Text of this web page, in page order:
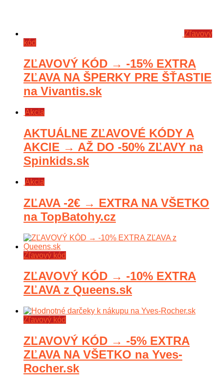
Zľavový
kód
ZĽAVOVÝ KÓD → -15% EXTRA
ZĽAVA NA ŠPERKY PRE ŠŤASTIE
na Vivantis.sk
Akcia
AKTUÁLNE ZĽAVOVÉ KÓDY A
AKCIE → AŽ DO -50% ZĽAVY na
Spinkids.sk
Akcia
ZĽAVA -2€ → EXTRA NA VŠETKO
na TopBatohy.cz
Zľavový kód
ZĽAVOVÝ KÓD → -10% EXTRA
ZĽAVA z Queens.sk
Zľavový kód
ZĽAVOVÝ KÓD → -5% EXTRA
ZĽAVA NA VŠETKO na Yves-
Rocher.sk